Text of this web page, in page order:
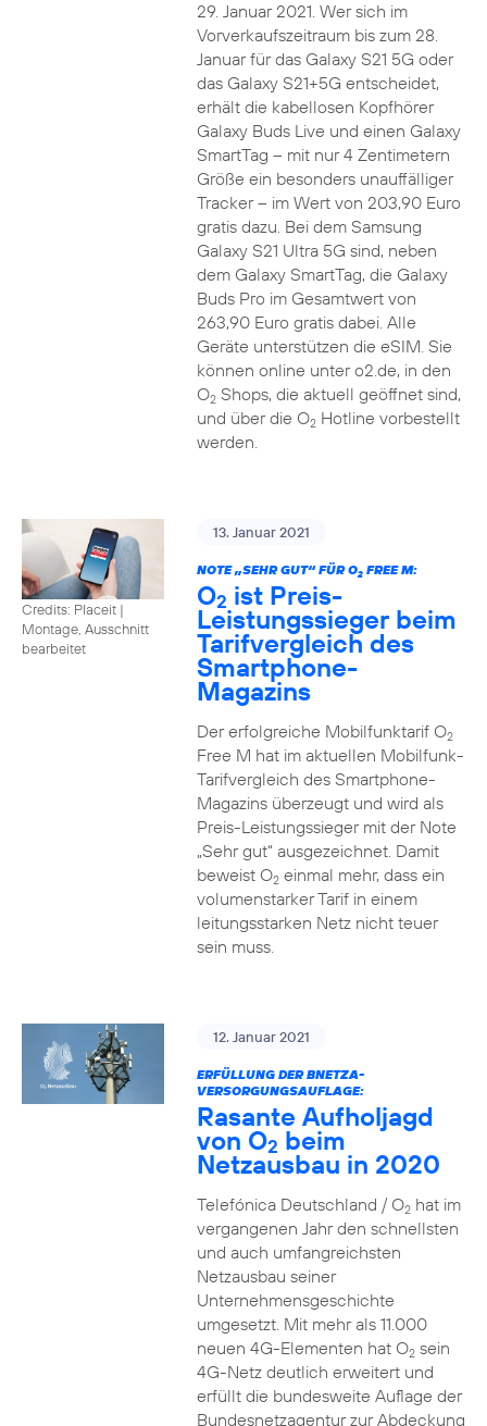
29. Januar 2021. Wer sich im
Vorverkaufszeitraum bis zum 28.
Januar für das Galaxy S21 5G oder
das Galaxy S21+5G entscheidet,
erhält die kabellosen Kopfhörer
Galaxy Buds Live und einen Galaxy
SmartTag – mit nur 4 Zentimetern
Größe ein besonders unauffälliger
Tracker – im Wert von 203,90 Euro
gratis dazu. Bei dem Samsung
Galaxy S21 Ultra 5G sind, neben
dem Galaxy SmartTag, die Galaxy
Buds Pro im Gesamtwert von
263,90 Euro gratis dabei. Alle
Geräte unterstützen die eSIM. Sie
können online unter o2.de, in den
O2Shops, die aktuell geöffnet sind,
und über die O2Hotline vorbestellt
werden.
Credits: Placeit |
Montage, Ausschnitt
bearbeitet
13. Januar 2021
NOTE „SEHR GUT“ FÜR O2FREE M:
O2 ist Preis-
Leistungssieger beim
Tarifvergleich des
Smartphone-
Magazins
Der erfolgreiche Mobilfunktarif O2
Free M hat im aktuellen Mobilfunk-
Tarifvergleich des Smartphone-
Magazins überzeugt und wird als
Preis-Leistungssieger mit der Note
„Sehr gut“ ausgezeichnet. Damit
beweist O2einmal mehr, dass ein
volumenstarker Tarif in einem
leitungsstarken Netz nicht teuer
sein muss.
12. Januar 2021
ERFÜLLUNG DER BNETZA-
VERSORGUNGSAUFLAGE:
Rasante Aufholjagd
von O2 beim
Netzausbau in 2020
Telefónica Deutschland / O2hat im
vergangenen Jahr den schnellsten
und auch umfangreichsten
Netzausbau seiner
Unternehmensgeschichte
umgesetzt. Mit mehr als 11.000
neuen 4G-Elementen hat O2sein
4G-Netz deutlich erweitert und
erfüllt die bundesweite Auflage der
Bundesnetzagentur zur Abdeckung